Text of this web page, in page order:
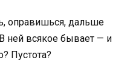
оправишься, дальше
ней всякое бывает — и
Пустота?